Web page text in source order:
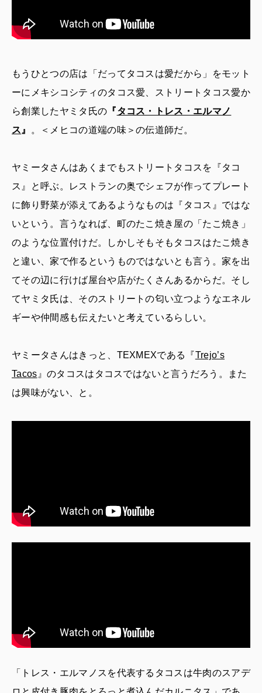
もうひとつの店は「だってタコスは愛だから」をモット
ーにメキシコシティのタコス愛、ストリートタコス愛か
ら創業したヤミタ氏の 『タコス・トレス・エルマノ
ス 』 。＜メヒコの道端の味＞の伝道師だ。
ヤミータさんはあくまでもストリートタコスを『タコ
ス』と呼ぶ。レストランの奥でシェフが作ってプレート
に飾り野菜が添えてあるようなものは『タコス』ではな
いという。言うなれば、町のたこ焼き屋の「たこ焼き」
のような位置付けだ。しかしそもそもタコスはたこ焼き
と違い、家で作るというものではないとも言う。家を出
てその辺に行けば屋台や店がたくさんあるからだ。そし
てヤミタ氏は、そのストリートの匂い立つようなエネル
ギーや仲間感も伝えたいと考えているらしい。
ヤミータさんはきっと、TEXMEXである『Trejo’s
Tacos 』のタコスはタコスではないと言うだろう。また
は興味がない、と。
「トレス・エルマノスを代表するタコスは牛肉のスアデ